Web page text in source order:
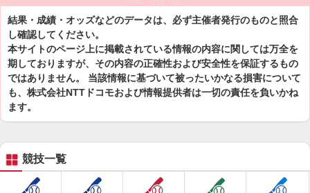
結果・成績・オッズなどのデータは、必ず主催者発行のものと照合
し確認してください。
本サイトのページ上に掲載されている情報の内容に関しては万全を
期しておりますが、その内容の正確性および安全性を保証するもの
ではありません。 当該情報に基づいて被ったいかなる損害について
も、株式会社NTTドコモおよび情報提供者は一切の責任を負いかね
ます。
競技一覧